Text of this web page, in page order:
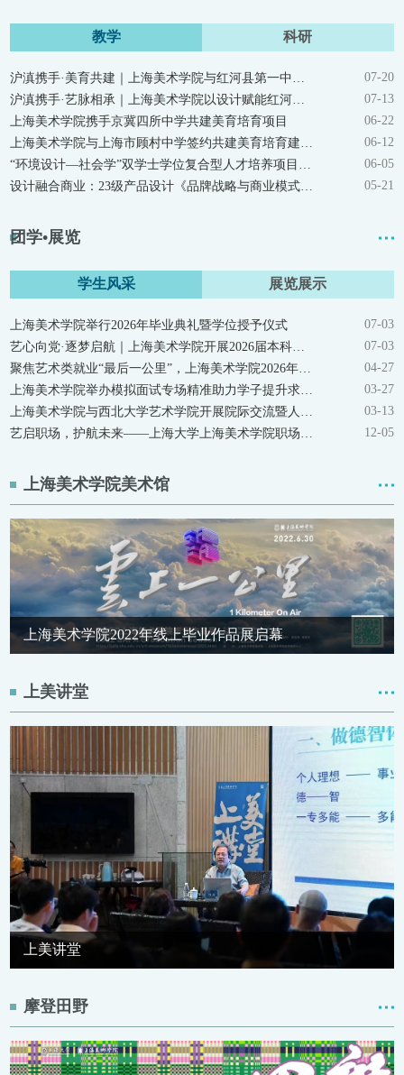
教学 科研
07-20
07-13
上海美术学院携手京冀四所中学共建美育培育项目
06-22
06-12
06-05
05-21
团学•展览
学生风采 展览展示
上海美术学院举行2026年毕业典礼暨学位授予仪式
07-03
07-03
04-27
03-27
03-13
12-05
上海美术学院美术馆
上海美术学院2022年线上毕业作品展启幕
上美讲堂
上美讲堂
摩登田野